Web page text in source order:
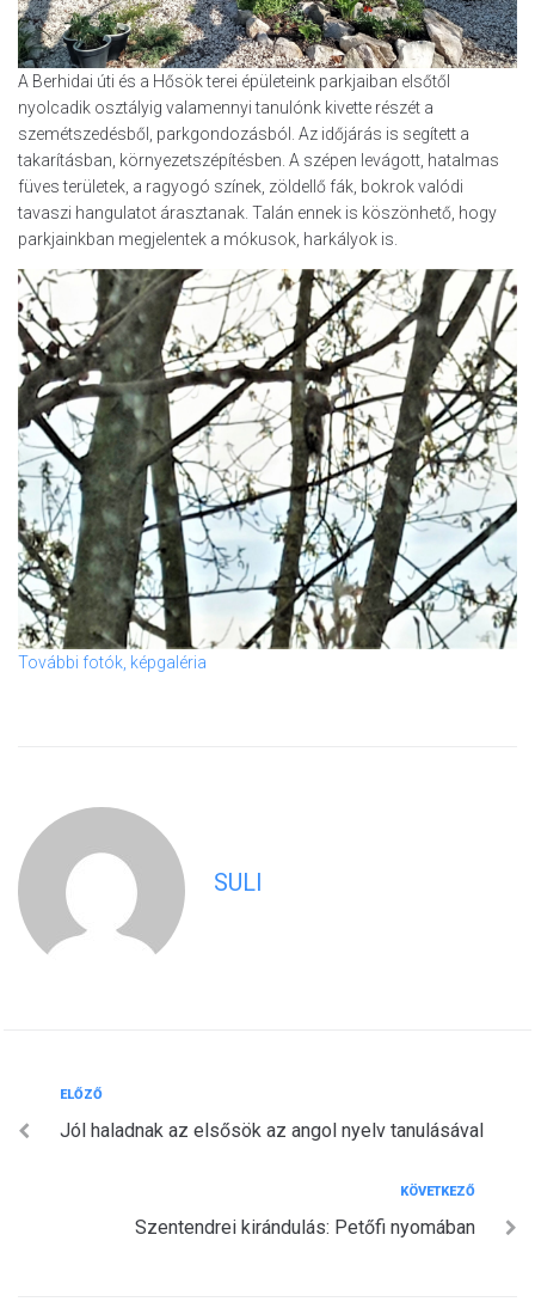
A Berhidai úti és a Hősök terei épületeink parkjaiban elsőtől
nyolcadik osztályig valamennyi tanulónk kivette részét a
szemétszedésből, parkgondozásból. Az időjárás is segített a
takarításban, környezetszépítésben. A szépen levágott, hatalmas
füves területek, a ragyogó színek, zöldellő fák, bokrok valódi
tavaszi hangulatot árasztanak. Talán ennek is köszönhető, hogy
parkjainkban megjelentek a mókusok, harkályok is.
További fotók, képgaléria
SULI
Bejegyzés
navigáció
Előző
ELŐZŐ
Jól haladnak az elsősök az angol nyelv tanulásával
KÖVETKEZŐ
Szentendrei kirándulás: Petőfi nyomában